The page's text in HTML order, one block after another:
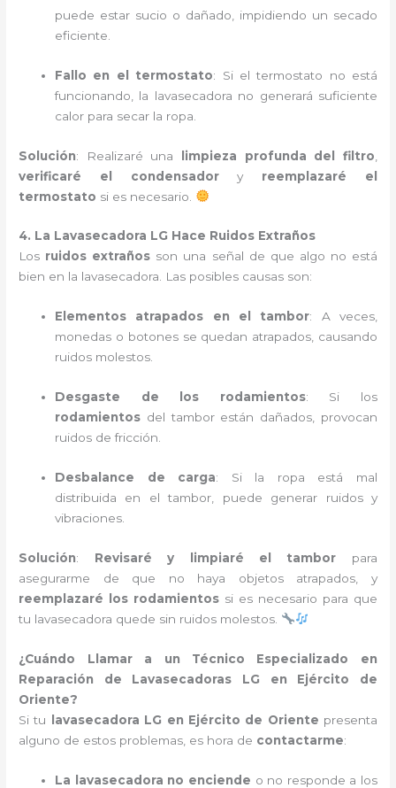
puede estar sucio o dañado, impidiendo un secado
eficiente.
Fallo en el termostato: Si el termostato no está
funcionando, la lavasecadora no generará suficiente
calor para secar la ropa.
Solución: Realizaré una limpieza profunda del filtro
verificaré el condensadory reemplazaré el
termostato si es necesario.
4. La Lavasecadora LG Hace Ruidos Extraños
Los ruidos extraños son una señal de que algo no está
bien en la lavasecadora. Las posibles causas son:
Elementos atrapados en el tambor: A veces,
monedas o botones se quedan atrapados, causando
ruidos molestos.
Desgaste de los rodamientos: Si los
rodamientos del tambor están dañados, provocan
ruidos de fricción.
Desbalance de carga: Si la ropa está mal
distribuida en el tambor, puede generar ruidos y
vibraciones.
Solución: Revisaré y limpiaré el tambor para
asegurarme de que no haya objetos atrapados, y
reemplazaré los rodamientos si es necesario para que
tu lavasecadora quede sin ruidos molestos.
¿Cuándo Llamar a un Técnico Especializado en
Reparación de Lavasecadoras LG en Ejército de
Oriente?
Si tu
lavasecadora LG en Ejército de Oriente presenta
alguno de estos problemas, es hora de contactarme:
La lavasecadora no enciende o no responde a los